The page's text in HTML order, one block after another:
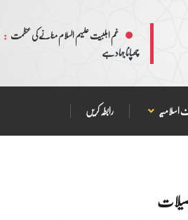
غم اہلبیت علیہم السلام منانے کی عظمت :
چھپانا جہاد ہے
اسلامیہ رابطہ کریں